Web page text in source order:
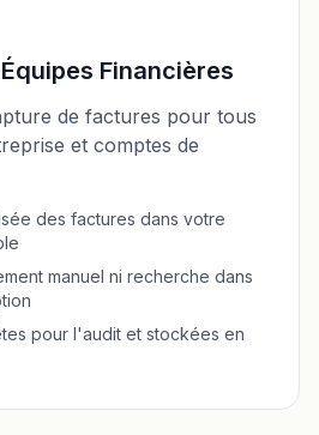
Financières
de factures pour tous
et comptes de
des factures dans votre
manuel ni recherche dans
pour l'audit et stockées en